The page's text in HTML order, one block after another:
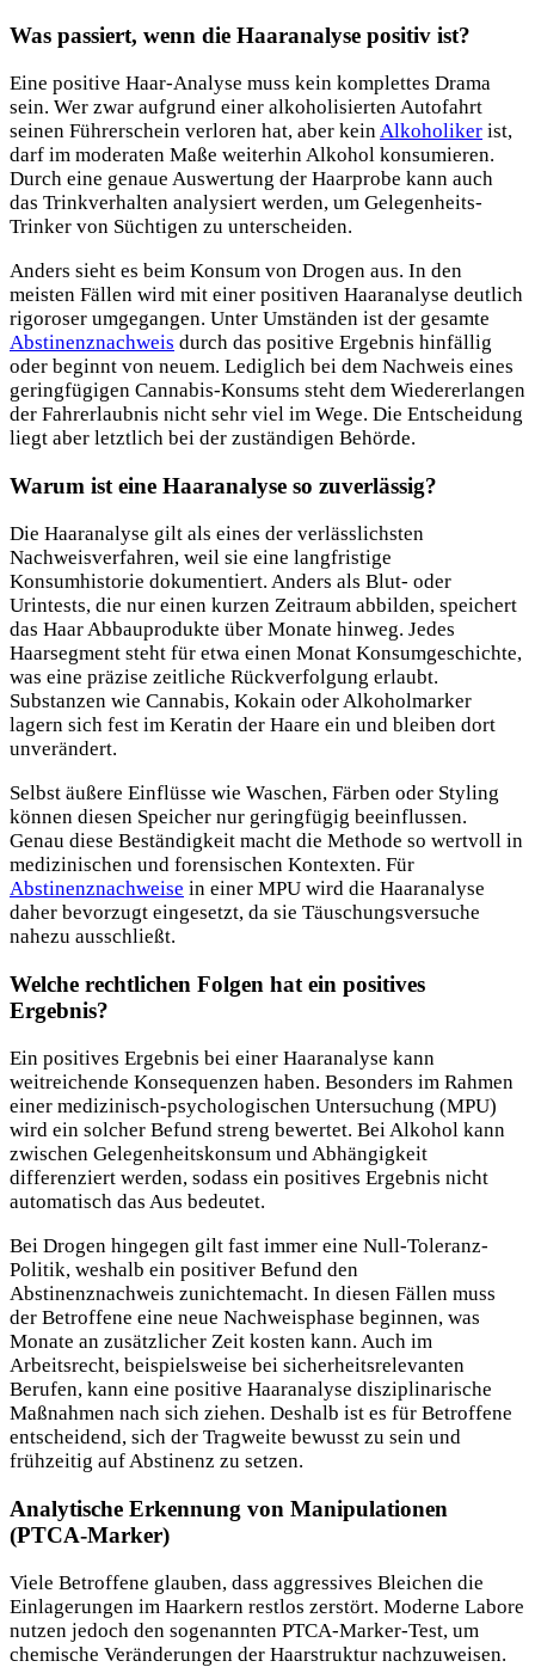
Was passiert, wenn die Haaranalyse positiv ist?
Eine positive Haar-Analyse muss kein komplettes Drama
sein. Wer zwar aufgrund einer alkoholisierten Autofahrt
seinen Führerschein verloren hat, aber kein Alkoholiker ist,
darf im moderaten Maße weiterhin Alkohol konsumieren.
Durch eine genaue Auswertung der Haarprobe kann auch
das Trinkverhalten analysiert werden, um Gelegenheits-
Trinker von Süchtigen zu unterscheiden.
Anders sieht es beim Konsum von Drogen aus. In den
meisten Fällen wird mit einer positiven Haaranalyse deutlich
rigoroser umgegangen. Unter Umständen ist der gesamte
Abstinenznachweis durch das positive Ergebnis hinfällig
oder beginnt von neuem. Lediglich bei dem Nachweis eines
geringfügigen Cannabis-Konsums steht dem Wiedererlangen
der Fahrerlaubnis nicht sehr viel im Wege. Die Entscheidung
liegt aber letztlich bei der zuständigen Behörde.
Warum ist eine Haaranalyse so zuverlässig?
Die Haaranalyse gilt als eines der verlässlichsten
Nachweisverfahren, weil sie eine langfristige
Konsumhistorie dokumentiert. Anders als Blut- oder
Urintests, die nur einen kurzen Zeitraum abbilden, speichert
das Haar Abbauprodukte über Monate hinweg. Jedes
Haarsegment steht für etwa einen Monat Konsumgeschichte,
was eine präzise zeitliche Rückverfolgung erlaubt.
Substanzen wie Cannabis, Kokain oder Alkoholmarker
lagern sich fest im Keratin der Haare ein und bleiben dort
unverändert.
Selbst äußere Einflüsse wie Waschen, Färben oder Styling
können diesen Speicher nur geringfügig beeinflussen.
Genau diese Beständigkeit macht die Methode so wertvoll in
medizinischen und forensischen Kontexten. Für
Abstinenznachweise in einer MPU wird die Haaranalyse
daher bevorzugt eingesetzt, da sie Täuschungsversuche
nahezu ausschließt.
Welche rechtlichen Folgen hat ein positives
Ergebnis?
Ein positives Ergebnis bei einer Haaranalyse kann
weitreichende Konsequenzen haben. Besonders im Rahmen
einer medizinisch-psychologischen Untersuchung (MPU)
wird ein solcher Befund streng bewertet. Bei Alkohol kann
zwischen Gelegenheitskonsum und Abhängigkeit
differenziert werden, sodass ein positives Ergebnis nicht
automatisch das Aus bedeutet.
Bei Drogen hingegen gilt fast immer eine Null-Toleranz-
Politik, weshalb ein positiver Befund den
Abstinenznachweis zunichtemacht. In diesen Fällen muss
der Betroffene eine neue Nachweisphase beginnen, was
Monate an zusätzlicher Zeit kosten kann. Auch im
Arbeitsrecht, beispielsweise bei sicherheitsrelevanten
Berufen, kann eine positive Haaranalyse disziplinarische
Maßnahmen nach sich ziehen. Deshalb ist es für Betroffene
entscheidend, sich der Tragweite bewusst zu sein und
frühzeitig auf Abstinenz zu setzen.
Analytische Erkennung von Manipulationen
(PTCA-Marker)
Viele Betroffene glauben, dass aggressives Bleichen die
Einlagerungen im Haarkern restlos zerstört. Moderne Labore
nutzen jedoch den sogenannten PTCA-Marker-Test, um
chemische Veränderungen der Haarstruktur nachzuweisen.